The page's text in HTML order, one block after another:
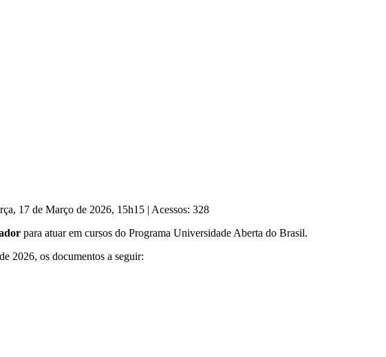
17 de Março de 2026, 15h15 | Acessos: 328
para atuar em cursos do Programa Universidade Aberta do Brasil.
2026, os documentos a seguir: